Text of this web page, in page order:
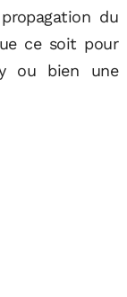
du
ce soit pour
ou bien une